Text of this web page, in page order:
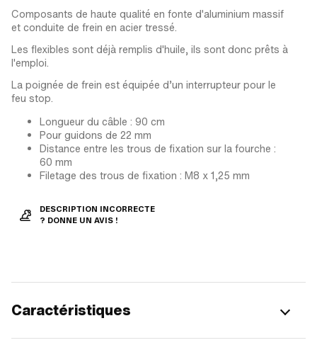
Composants de haute qualité en fonte d'aluminium massif
et conduite de frein en acier tressé.
Les flexibles sont déjà remplis d'huile, ils sont donc prêts à
l'emploi.
La poignée de frein est équipée d’un interrupteur pour le
feu stop.
Longueur du câble : 90 cm
Pour guidons de 22 mm
Distance entre les trous de fixation sur la fourche :
60 mm
Filetage des trous de fixation : M8 x 1,25 mm
DESCRIPTION INCORRECTE
? DONNE UN AVIS !
Caractéristiques